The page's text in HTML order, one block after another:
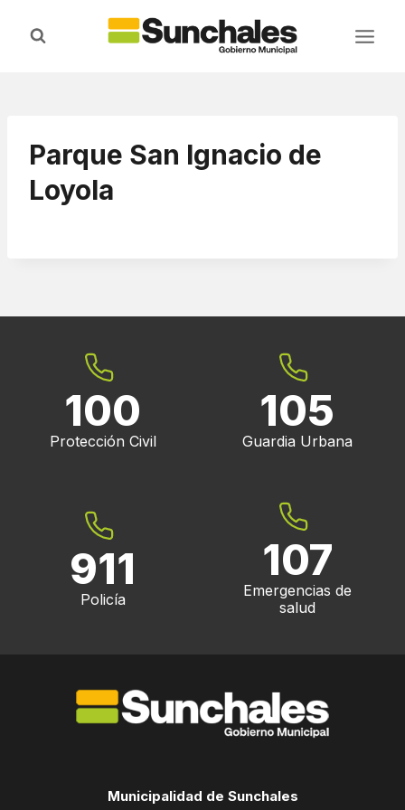
Parque San Ignacio de
Loyola
100
Protección Civil
105
Guardia Urbana
911
Policía
107
Emergencias de
salud
Municipalidad de Sunchales